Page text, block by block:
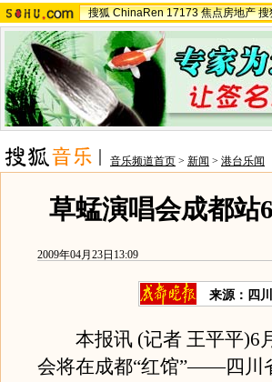
搜狐 ChinaRen 17173 焦点房地产 搜
音乐频道首页 > 新闻 > 港台乐闻
草蜢演唱会成都站
2009年04月23日13:09
来源： 四
本报讯 (记者 王平平)6
会将在成都“红馆”——四川